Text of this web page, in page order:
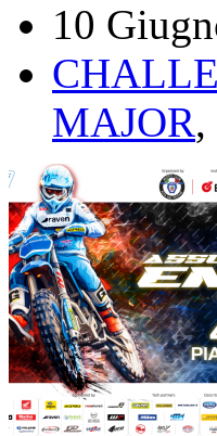
10
MAJOR,